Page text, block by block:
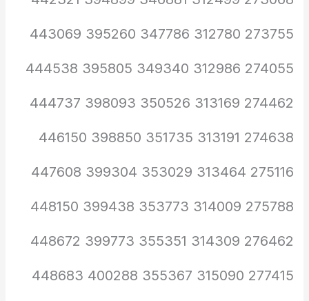
273755 312780 347786 395260 443069
274055 312986 349340 395805 444538
274462 313169 350526 398093 444737
274638 313191 351735 398850 446150
275116 313464 353029 399304 447608
275788 314009 353773 399438 448150
276462 314309 355351 399773 448672
277415 315090 355367 400288 448683